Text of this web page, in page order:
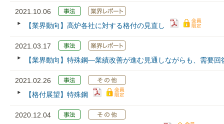
2021.10.06
【業界動向】高炉各社に対する格付の見直し
2021.03.17
【業界動向】特殊鋼―業績改善が進む見通しながらも、需要
2021.02.26
【格付展望】特殊鋼
2020.12.04